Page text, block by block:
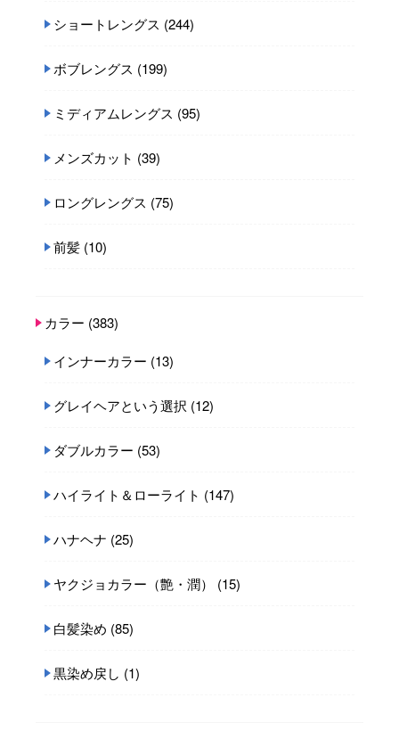
ショートレングス (244)
ボブレングス (199)
ミディアムレングス (95)
メンズカット (39)
ロングレングス (75)
前髪 (10)
カラー (383)
インナーカラー (13)
グレイヘアという選択 (12)
ダブルカラー (53)
ハイライト＆ローライト (147)
ハナヘナ (25)
ヤクジョカラー（艶・潤） (15)
白髪染め (85)
黒染め戻し (1)